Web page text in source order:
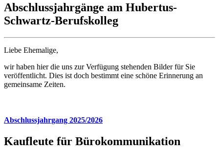
Abschlussjahrgänge am Hubertus-
Schwartz-Berufskolleg
Liebe Ehemalige,
wir haben hier die uns zur Verfügung stehenden Bilder für Sie
veröffentlicht. Dies ist doch bestimmt eine schöne Erinnerung an
gemeinsame Zeiten.
Abschlussjahrgang 2025/2026
Kaufleute für Bürokommunikation